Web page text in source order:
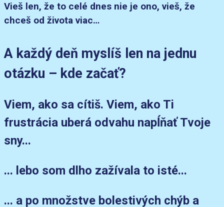
Vieš len, že to celé dnes nie je ono, vieš, že
chceš od života viac…
A každý deň myslíš len na jednu
otázku – kde začať?
Viem, ako sa cítiš. Viem, ako Ti
frustrácia uberá odvahu napĺňať Tvoje
sny...
... lebo som dlho zažívala to isté...
... a po množstve bolestivých chýb a